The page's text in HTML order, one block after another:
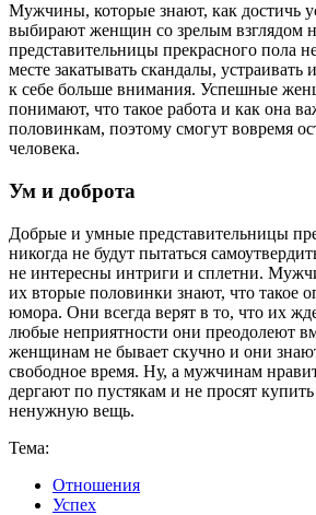
Мужчины, которые знают, как достичь
выбирают женщин со зрелым взглядом
представительницы прекрасного пола
месте закатывать скандалы, устраивать
к себе больше внимания. Успешные
понимают, что такое работа и как она
половинкам, поэтому смогут вовремя
человека.
Ум и доброта
Добрые и умные представительницы
никогда не будут пытаться
не интересны интриги и сплетни.
их вторые половинки знают, что такое
юмора. Они всегда верят в то, что их
любые неприятности они преодолеют
женщинам не бывает скучно и они
свободное время. Ну, а мужчинам
дергают по пустякам и не просят
ненужную вещь.
Тема:
Отношения
Успех